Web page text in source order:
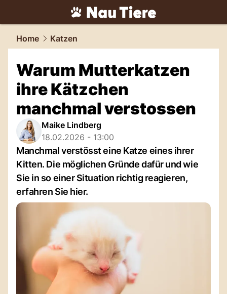
tiere.NAU.ch
Home Katzen
Warum Mutterkatzen
ihre Kätzchen
manchmal verstossen
Maike Lindberg
18.02.2026 - 13:00
Manchmal verstösst eine Katze eines ihrer
Kitten. Die möglichen Gründe dafür und wie
Sie in so einer Situation richtig reagieren,
erfahren Sie hier.